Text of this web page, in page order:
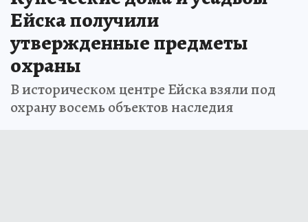
Ейска получили
утвержденные предметы
охраны
В историческом центре Ейска взяли под
охрану восемь объектов наследия